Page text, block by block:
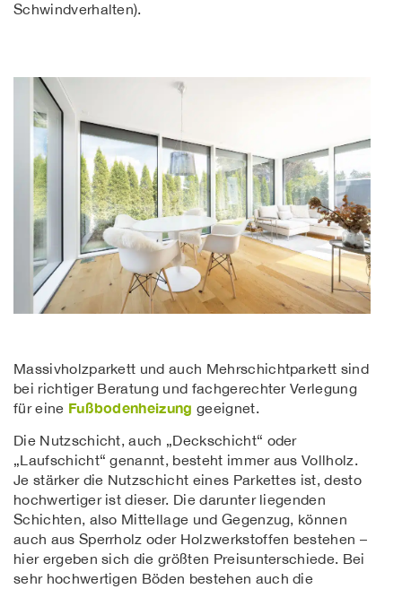
Schwindverhalten).
Massivholzparkett und auch Mehrschichtparkett sind
bei richtiger Beratung und fachgerechter Verlegung
für eine Fußbodenheizung geeignet.
Die Nutzschicht, auch „Deckschicht“ oder
„Laufschicht“ genannt, besteht immer aus Vollholz.
Je stärker die Nutzschicht eines Parkettes ist, desto
hochwertiger ist dieser. Die darunter liegenden
Schichten, also Mittellage und Gegenzug, können
auch aus Sperrholz oder Holzwerkstoffen bestehen –
hier ergeben sich die größten Preisunterschiede. Bei
sehr hochwertigen Böden bestehen auch die